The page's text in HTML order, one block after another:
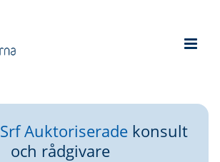
Srf Auktoriserade konsult
och rådgivare